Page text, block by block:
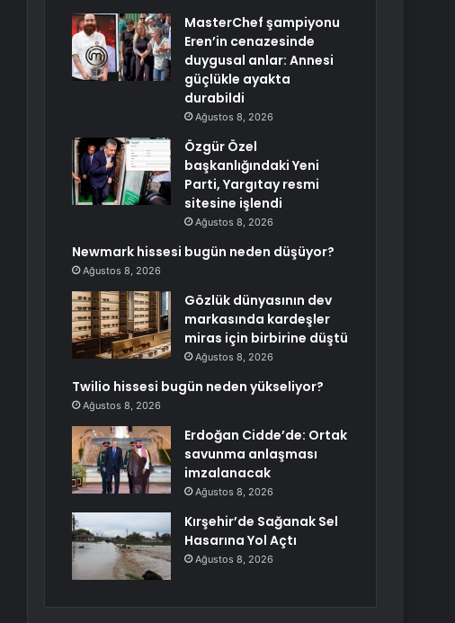
MasterChef şampiyonu
Eren’in cenazesinde
duygusal anlar: Annesi
güçlükle ayakta
durabildi
Ağustos 8, 2026
Özgür Özel
başkanlığındaki Yeni
Parti, Yargıtay resmi
sitesine işlendi
Ağustos 8, 2026
Newmark hissesi bugün neden düşüyor?
Ağustos 8, 2026
Gözlük dünyasının dev
markasında kardeşler
miras için birbirine düştü
Ağustos 8, 2026
Twilio hissesi bugün neden yükseliyor?
Ağustos 8, 2026
Erdoğan Cidde’de: Ortak
savunma anlaşması
imzalanacak
Ağustos 8, 2026
Kırşehir’de Sağanak Sel
Hasarına Yol Açtı
Ağustos 8, 2026